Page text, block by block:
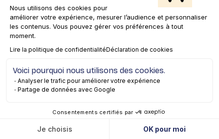
préparer votre marque à la fin du
« Search & Click » ?
22 minutes
Google Marketing Live 2026 : le Paid
3 minutes
agentique va changer pour votre
stratégie de marque
Nous utilisons des cookies pour
améliorer votre expérience, mesurer l’audience et personnaliser
les contenus. Vous pouvez gérer vos préférences à tout
moment.
Lire la politique de confidentialitéDéclaration de cookies
Voici pourquoi nous utilisons des cookies.
Analyser le trafic pour améliorer votre expérience
Partage de données avec Google
Consentements certifiés par
Je choisis OK pour moi